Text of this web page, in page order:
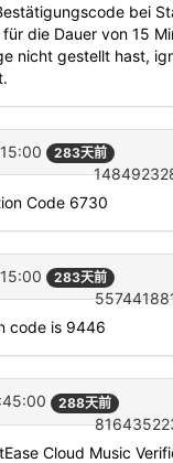
bei
die Dauer von 15
nicht gestellt hast,
283天前
Code 6730
283天前
code is 9446
288天前
Cloud Music